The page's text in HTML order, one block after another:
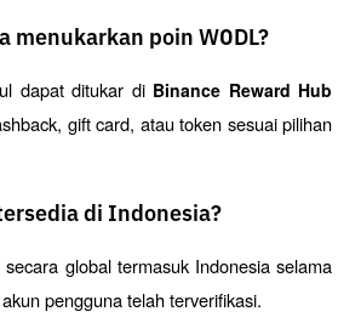
menukarkan poin WODL?
dapat ditukar di Binance Reward Hub
gift card, atau token sesuai pilihan
di Indonesia?
global termasuk Indonesia selama
pengguna telah terverifikasi.